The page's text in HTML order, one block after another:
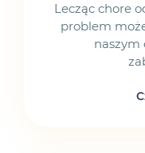
Lecząc chore
problem
naszym